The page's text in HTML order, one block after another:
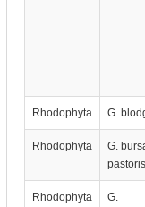
Rhodophyta G.
Rhodophyta
G.
Rhodophyta
G.